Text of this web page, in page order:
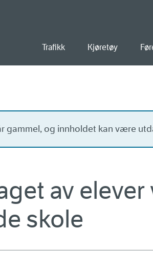
Trafikk Kjøretøy
gammel, og innholdet kan være
av elever
skole